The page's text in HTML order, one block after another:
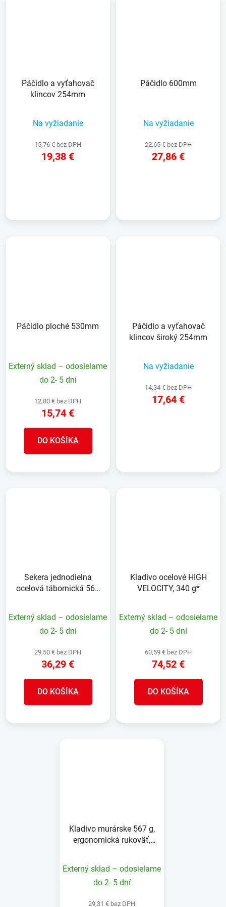
Páčidlo a vyťahovač
klincov 254mm
Na vyžiadanie
15,76 € bez DPH
19,38 €
Páčidlo 600mm
Na vyžiadanie
22,65 € bez DPH
27,86 €
Páčidlo ploché 530mm
Externý sklad – odosielame
do 2- 5 dní
12,80 € bez DPH
15,74 €
DO KOŠÍKA
Páčidlo a vyťahovač
klincov široký 254mm
Na vyžiadanie
14,34 € bez DPH
17,64 €
Sekera jednodielna
ocelová tábornická 567
Externý sklad – odosielame
do 2- 5 dní
29,50 € bez DPH
36,29 €
DO KOŠÍKA
Kladivo ocelové HIGH
VELOCITY, 340 g*
Externý sklad – odosielame
do 2- 5 dní
60,59 € bez DPH
74,52 €
DO KOŠÍKA
Kladivo murárske 567 g,
ergonomická rukoväť,
Externý sklad – odosielame
do 2- 5 dní
29,31 € bez DPH